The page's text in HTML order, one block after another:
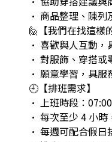
• 商品整理、陳列
🙋【我們在找這樣
• 喜歡與人互動，
• 對服飾、穿搭或
• 願意學習，具服
🕘【排班需求】
• 上班時段：
• 每次至少 4 小
• 每週可配合假日